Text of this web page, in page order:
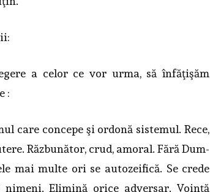
a celor ce vor urma, să înfăţişăm
:
care con­cepe şi ordonă sistemul. Rece,
Răzbunător, crud, amoral. Fără Dum­
mai multe ori se autozeifică. Se crede
Elimină orice adversar. Voinţă